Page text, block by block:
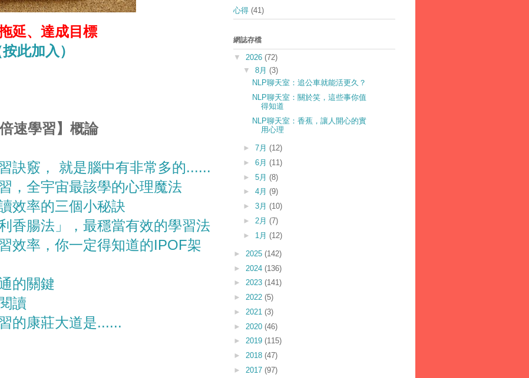
延、 達成目標
此加入）
倍速學習】概論
訣竅， 就是腦中有非常多的......
，全宇宙最該學的心理魔法
效率的三個小秘訣
香腸法」，最穩當有效的學習法
效率，你一定得知道的IPOF架
的關鍵
讀
的康莊大道是......
心得 (41)
網誌存檔
▼ 2026 (72)
▼ 8月 (3)
NLP聊天室：追公車就能活更久？
NLP聊天室：關於笑，這些事你值
得知道
NLP聊天室：香蕉，讓人開心的實
用心理
► 7月 (12)
► 6月 (11)
► 5月 (8)
► 4月 (9)
► 3月 (10)
► 2月 (7)
► 1月 (12)
► 2025 (142)
► 2024 (136)
► 2023 (141)
► 2022 (5)
► 2021 (3)
► 2020 (46)
► 2019 (115)
► 2018 (47)
► 2017 (97)